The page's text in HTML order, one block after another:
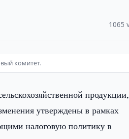
1065
комитет.
утверждены в рамках
налоговую политику в